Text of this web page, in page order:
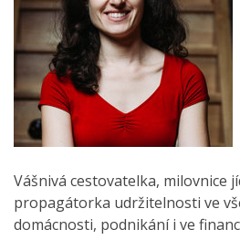
Vášnivá cestovatelka, milovnice
propagátorka udržitelnosti ve
domácnosti, podnikání i ve